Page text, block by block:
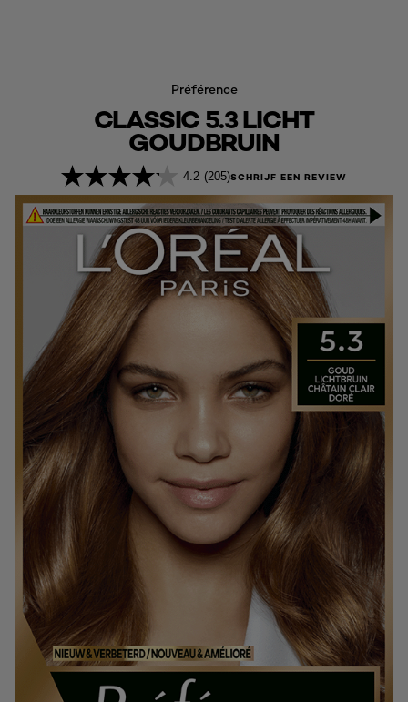
Préférence
CLASSIC 5.3 LICHT
GOUDBRUIN
4.2 (205)SCHRIJF EEN REVIEW